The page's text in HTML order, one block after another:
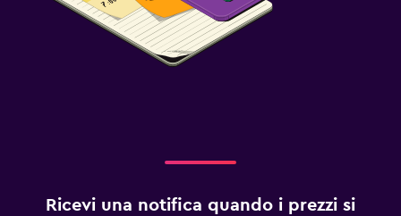
Ricevi una notifica quando i prezzi si